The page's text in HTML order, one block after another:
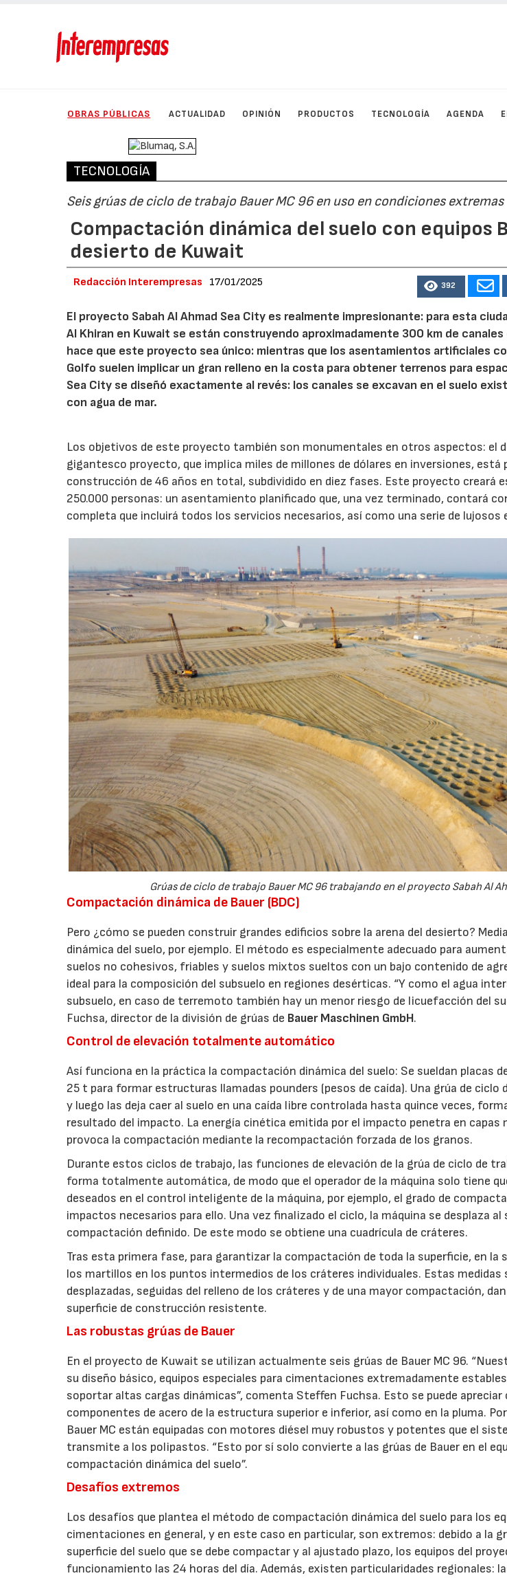
OBRAS PÚBLICAS ACTUALIDAD OPINIÓN PRODUCTOS TECNOLOGÍA AGENDA
TECNOLOGÍA
Seis grúas de ciclo de trabajo Bauer MC 96 en uso en condiciones extremas
Compactación dinámica del suelo con equipos
desierto de Kuwait
Redacción Interempresas 17/01/2025 392
El proyecto Sabah Al Ahmad Sea City es realmente impresionante: para esta
Al Khiran en Kuwait se están construyendo aproximadamente 300 km de
hace que este proyecto sea único: mientras que los asentamientos artificiales
Golfo suelen implicar un gran relleno en la costa para obtener terrenos para
Sea City se diseñó exactamente al revés: los canales se excavan en el suelo
con agua de mar.
Los objetivos de este proyecto también son monumentales en otros aspectos: el
gigantesco proyecto, que implica miles de millones de dólares en inversiones, está
construcción de 46 años en total, subdividido en diez fases. Este proyecto creará
250.000 personas: un asentamiento planificado que, una vez terminado, contará
completa que incluirá todos los servicios necesarios, así como una serie de lujosos
Grúas de ciclo de trabajo Bauer MC 96 trabajando en el proyecto Sabah Al
Compactación dinámica de Bauer (BDC)
Pero ¿cómo se pueden construir grandes edificios sobre la arena del desierto?
dinámica del suelo, por ejemplo. El método es especialmente adecuado para
suelos no cohesivos, friables y suelos mixtos sueltos con un bajo contenido de
ideal para la composición del subsuelo en regiones desérticas. “Y como el agua
subsuelo, en caso de terremoto también hay un menor riesgo de licuefacción del
Fuchsa, director de la división de grúas de Bauer Maschinen GmbH.
Control de elevación totalmente automático
Así funciona en la práctica la compactación dinámica del suelo: Se sueldan placas
25 t para formar estructuras llamadas pounders (pesos de caída). Una grúa de ciclo
y luego las deja caer al suelo en una caída libre controlada hasta quince veces,
resultado del impacto. La energía cinética emitida por el impacto penetra en capas
provoca la compactación mediante la recompactación forzada de los granos.
Durante estos ciclos de trabajo, las funciones de elevación de la grúa de ciclo de
forma totalmente automática, de modo que el operador de la máquina solo tiene
deseados en el control inteligente de la máquina, por ejemplo, el grado de
impactos necesarios para ello. Una vez finalizado el ciclo, la máquina se desplaza
compactación definido. De este modo se obtiene una cuadrícula de cráteres.
Tras esta primera fase, para garantizar la compactación de toda la superficie, en la
los martillos en los puntos intermedios de los cráteres individuales. Estas medidas
desplazadas, seguidas del relleno de los cráteres y de una mayor compactación,
superficie de construcción resistente.
Las robustas grúas de Bauer
En el proyecto de Kuwait se utilizan actualmente seis grúas de Bauer MC 96.
su diseño básico, equipos especiales para cimentaciones extremadamente
soportar altas cargas dinámicas”, comenta Steffen Fuchsa. Esto se puede
componentes de acero de la estructura superior e inferior, así como en la pluma.
Bauer MC están equipadas con motores diésel muy robustos y potentes que el
transmite a los polipastos. “Esto por sí solo convierte a las grúas de Bauer en el
compactación dinámica del suelo”.
Desafíos extremos
Los desafíos que plantea el método de compactación dinámica del suelo para los
cimentaciones en general, y en este caso en particular, son extremos: debido a la
superficie del suelo que se debe compactar y al ajustado plazo, los equipos del
funcionamiento las 24 horas del día. Además, existen particularidades regionales:
28/07/2026